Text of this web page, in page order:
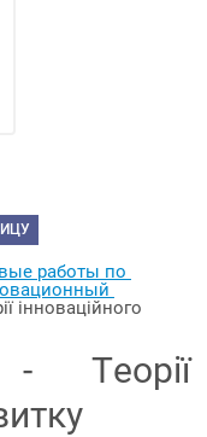
работы по
інноваційного